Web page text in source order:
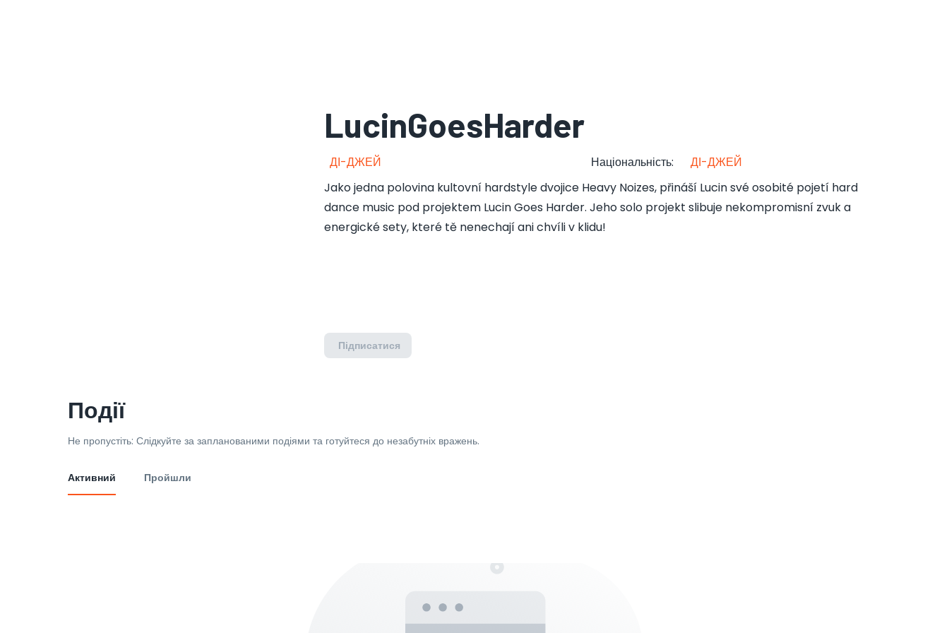
LucinGoesHarder
ДІ-ДЖЕЙ Національність:
ДІ-ДЖЕЙ
Jako jedna polovina kultovní hardstyle dvojice Heavy Noizes, přináší Lucin své osobité pojetí hard
dance music pod projektem Lucin Goes Harder. Jeho solo projekt slibuje nekompromisní zvuk a
energické sety, které tě nenechají ani chvíli v klidu!
Підписатися
Події
Не пропустіть: Слідкуйте за запланованими подіями та готуйтеся до незабутніх вражень.
Активний Пройшли